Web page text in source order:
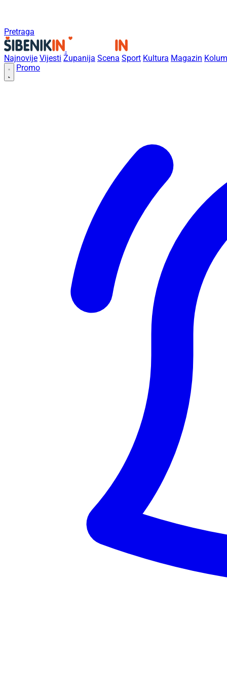
Pretraga
Najnovije Vijesti Županija Scena Sport Kultura Magazin
Promo